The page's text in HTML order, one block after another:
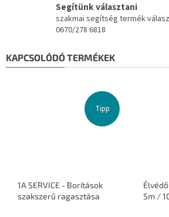
Segítünk választani
szakmai segítség termék
0670/278 6818
KAPCSOLÓDÓ TERMÉKEK
Tipp
1A SERVICE - Borítások
szakszerű ragasztása
5m /